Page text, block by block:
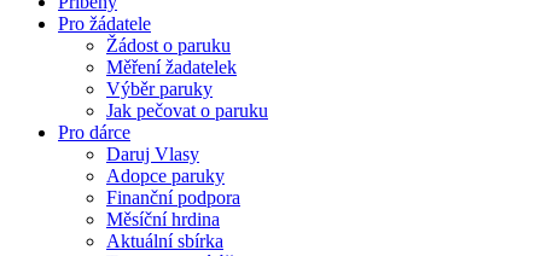
Pro žádatele
Žádost o paruku
Měření žadatelek
Výběr paruky
Jak pečovat o paruku
Pro dárce
Daruj Vlasy
Adopce paruky
Finanční podpora
Měsíční hrdina
Aktuální sbírka